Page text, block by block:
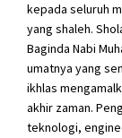
kepada seluruh
yang shaleh.
Baginda Nabi
umatnya yang
ikhlas
akhir zaman.
teknologi,